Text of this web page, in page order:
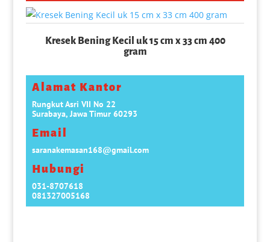
Kresek Bening Kecil uk 15 cm x 33 cm 400
gram
Alamat Kantor
Rungkut Asri VII No 22
Surabaya, Jawa Timur 60293
Email
saranakemasan168@gmail.com
Hubungi
031-8707618
081327005168